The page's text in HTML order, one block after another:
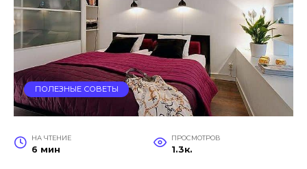
ПОЛЕЗНЫЕ СОВЕТЫ
НА ЧТЕНИЕ
6 мин
ПРОСМОТРОВ
1.3к.